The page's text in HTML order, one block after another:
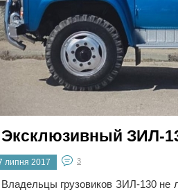
Эксклюзивный ЗИЛ-
липня 2017 3
Владельцы грузовиков ЗИЛ-130 не